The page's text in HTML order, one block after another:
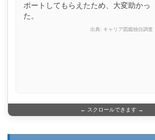
ポートしてもらえたため、大変助かっ
た。
出典: キャリア図鑑独自調査
← スクロールできます →